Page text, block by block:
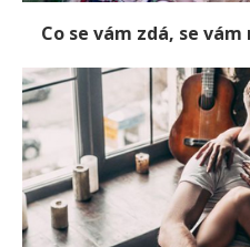
Co se vám zdá, se